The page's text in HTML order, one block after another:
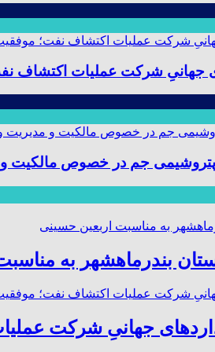
جم در خصوص مالکیت و
بندرماهشهر به